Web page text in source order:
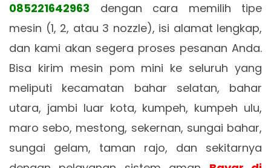
085221642963 dengan cara memilih tipe
mesin (1, 2, atau 3 nozzle), isi alamat lengkap,
dan kami akan segera proses pesanan Anda.
Bisa kirim mesin pom mini ke seluruh yang
meliputi kecamatan bahar selatan, bahar
utara, jambi luar kota, kumpeh, kumpeh ulu,
maro sebo, mestong, sekernan, sungai bahar,
sungai gelam, taman rajo, dan sekitarnya